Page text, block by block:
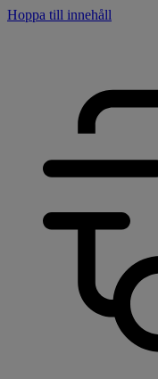
Hoppa till innehåll